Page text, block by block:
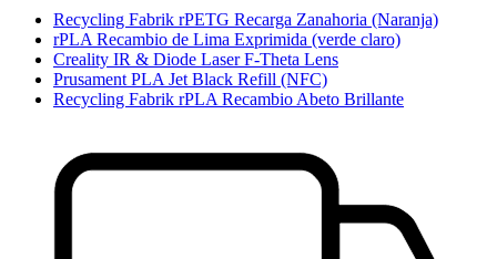
Recycling Fabrik rPETG Recarga Zanahoria (Naranja)
rPLA Recambio de Lima Exprimida (verde claro)
Creality IR & Diode Laser F-Theta Lens
Prusament PLA Jet Black Refill (NFC)
Recycling Fabrik rPLA Recambio Abeto Brillante